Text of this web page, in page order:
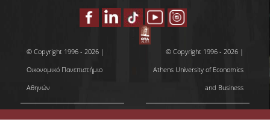
ΔΙΔΑΚΤΟΡΙΚΕΣ
ΥΠΗΡΕΣΙΕΣ & ΥΠΟΔΟΜΕΣ
ΕΡΓΑΣΤΗΡΙΑ
ΒΙΒΛΙΟΘΗΚΗ
© Copyright 1996 - 2026 |
Οικονομικό Πανεπιστήμιο
Αθηνών
© Copyright 1996 - 2026 |
Athens University of Economics
and Business